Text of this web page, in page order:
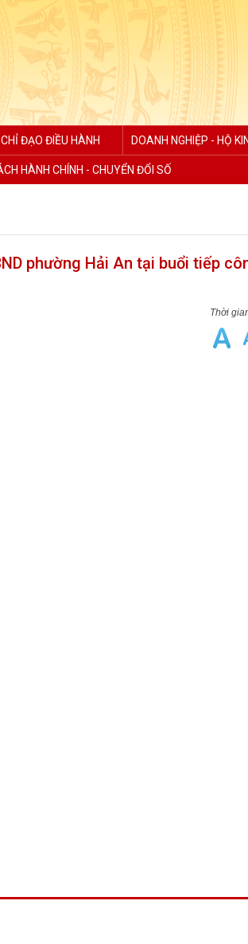
CHỈ ĐẠO ĐIỀU HÀNH DOANH NGHIỆP - HỘ
HÀNH CHÍNH - CHUYỂN ĐỔI SỐ
phường Hải An tại buổi tiếp